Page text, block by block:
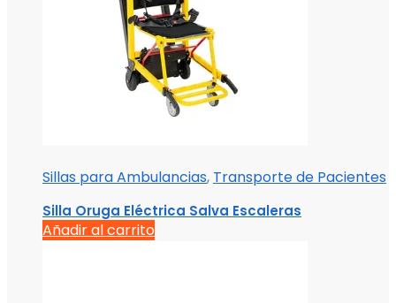
Sillas para Ambulancias, Transporte de Pacientes
Silla Oruga Eléctrica Salva Escaleras
Añadir al carrito